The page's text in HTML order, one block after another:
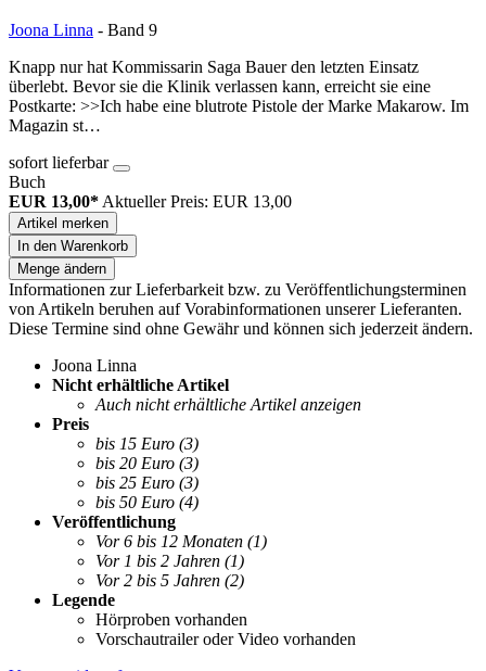
Joona Linna - Band 9
Knapp nur hat Kommissarin Saga Bauer den letzten Einsatz
überlebt. Bevor sie die Klinik verlassen kann, erreicht sie eine
Postkarte: >>Ich habe eine blutrote Pistole der Marke Makarow. Im
Magazin st…
sofort lieferbar
Buch
EUR 13,00* Aktueller Preis: EUR 13,00
Artikel merken
In den Warenkorb
Menge ändern
Informationen zur Lieferbarkeit bzw. zu Veröffentlichungsterminen
von Artikeln beruhen auf Vorabinformationen unserer Lieferanten.
Diese Termine sind ohne Gewähr und können sich jederzeit ändern.
Joona Linna
Nicht erhältliche Artikel
Auch nicht erhältliche Artikel anzeigen
Preis
bis 15 Euro (3)
bis 20 Euro (3)
bis 25 Euro (3)
bis 50 Euro (4)
Veröffentlichung
Vor 6 bis 12 Monaten (1)
Vor 1 bis 2 Jahren (1)
Vor 2 bis 5 Jahren (2)
Legende
Hörproben vorhanden
Vorschautrailer oder Video vorhanden